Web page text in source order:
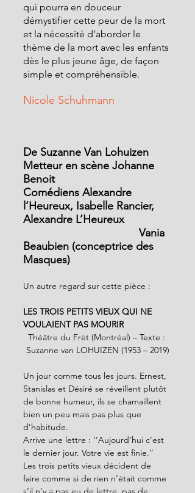
qui pourra en douceur
démystifier cette peur de la mort
et la nécessité d’aborder le
thème de la mort avec les enfants
dès le plus jeune âge, de façon
simple et compréhensible.
Nicole Schuhmann
De Suzanne Van Lohuizen
Metteur en scène Johanne
Benoit
Comédiens Alexandre
l’Heureux, Isabelle Rancier,
Alexandre L’Heureux
Vania
Beaubien (conceptrice des
Masques)
Un autre regard sur cette pièce :
LES TROIS PETITS VIEUX QUI NE
VOULAIENT PAS MOURIR
Théâtre du Frèt (Montréal) – Texte :
Suzanne van LOHUIZEN (1953 – 2019)
Un jour comme tous les jours. Ernest,
Stanislas et Désiré se réveillent plutôt
de bonne humeur, ils se chamaillent
bien un peu mais pas plus que
d’habitude.
Arrive une lettre : ‘’Aujourd’hui c’est
le dernier jour. Votre vie est finie.’’
Les trois petits vieux décident de
faire comme si de rien n’était comme